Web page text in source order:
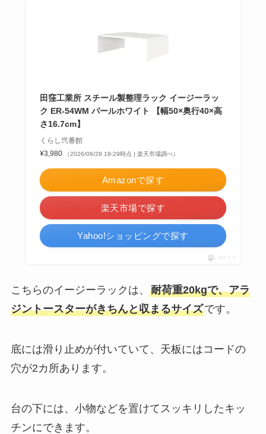
田窪工業所 スチール製整理ラック イージーラッ
ク ER-54WM パールホワイト 【幅50×奥行40×高
さ16.7cm】
くらし弐番館
¥3,980
（2026/06/28 19:29時点 | 楽天市場調べ）
Amazonで探す
楽天市場で探す
Yahoo!ショッピングで探す
ポチップ
こちらのイージーラックは、 耐荷重20kgで、アラ
ジントースターがきちんと収まるサイズです。
底には滑り止めが付いていて、天板にはコードの
穴が2カ所あります。
台の下には、小物などを置けてスッキリしたキッ
チンにできます。